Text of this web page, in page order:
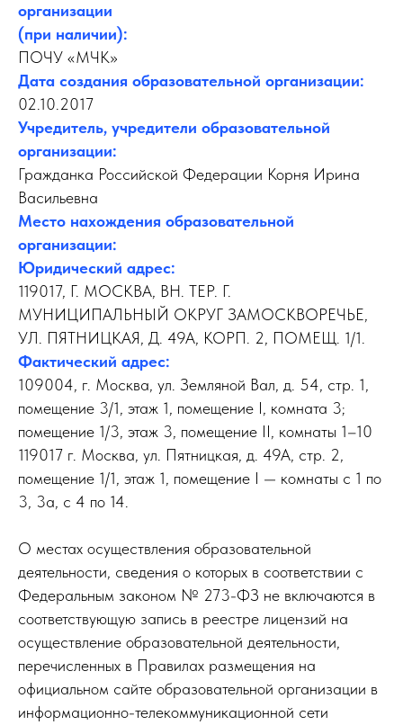
организации
(при наличии):
ПОЧУ «МЧК»
Дата создания образовательной организации:
02.10.2017
Учредитель, учредители образовательной
организации:
Гражданка Российской Федерации Корня Ирина
Васильевна
Место нахождения образовательной
организации:
Юридический адрес:
119017, Г. МОСКВА, ВН. ТЕР. Г.
МУНИЦИПАЛЬНЫЙ ОКРУГ ЗАМОСКВОРЕЧЬЕ,
УЛ. ПЯТНИЦКАЯ, Д. 49А, КОРП. 2, ПОМЕЩ. 1/1.
Фактический адрес:
109004, г. Москва, ул. Земляной Вал, д. 54, стр. 1,
помещение 3/1, этаж 1, помещение I, комната 3;
помещение 1/3, этаж 3, помещение II, комнаты 1–10
119017 г. Москва, ул. Пятницкая, д. 49А, стр. 2,
помещение 1/1, этаж 1, помещение I — комнаты с 1 по
3, 3а, с 4 по 14.
О местах осуществления образовательной
деятельности, сведения о которых в соответствии с
Федеральным законом № 273-ФЗ не включаются в
соответствующую запись в реестре лицензий на
осуществление образовательной деятельности,
перечисленных в Правилах размещения на
официальном сайте образовательной организации в
информационно-телекоммуникационной сети